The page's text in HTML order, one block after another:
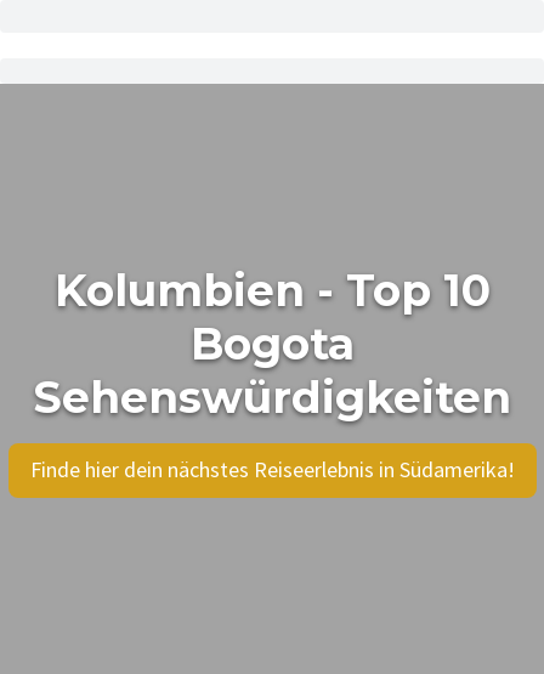
Kolumbien - Top 10
Bogota
Sehenswürdigkeiten
Finde hier dein nächstes Reiseerlebnis in Südamerika!